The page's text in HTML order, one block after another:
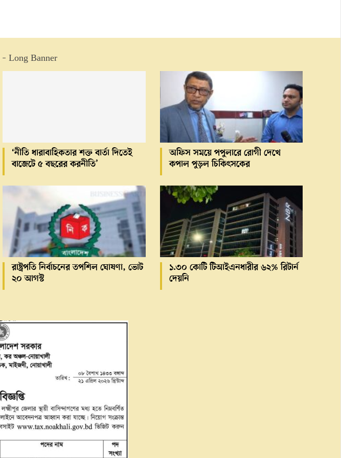
‘নীতি ধারাবাহিকতার শক্ত বার্তা দিতেই
বাজেটে ৫ বছরের করনীতি’
অফিস সময়ে পপুলারে রোগী দেখে
কপাল পুড়ল চিকিৎসকের
রাষ্ট্রপতি নির্বাচনের তপশিল ঘোষণা, ভোট
২০ আগস্ট
১.৩০ কোটি টিআইএনধারীর ৬২% রিটার্ন
দেয়নি